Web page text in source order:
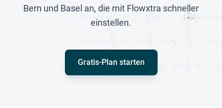
Bern und Basel an, die mit Flowxtra schneller
einstellen.
Gratis-Plan starten